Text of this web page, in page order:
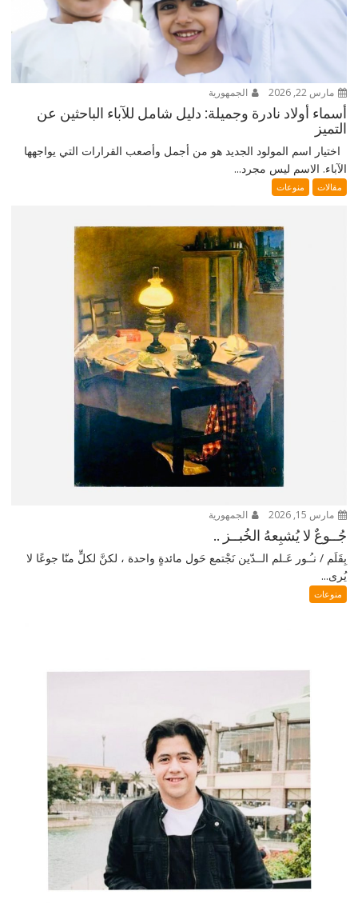
مارس 22, 2026 الجمهورية
أسماء أولاد نادرة وجميلة: دليل شامل للآباء الباحثين عن
التميز
اختيار اسم المولود الجديد هو من أجمل وأصعب القرارات التي يواجهها
الآباء. الاسم ليس مجرد...
مقالات منوعات
مارس 15, 2026 الجمهورية
جُــوعٌ لا يُشبِعهُ الخُبــز ..
بِقَلَم / نـُـور عَـلم الــدّين نَجْتمع حَول مائدةٍ واحدة ، لكنَّ لكلٍّ منّا جوعًا لا
يُرى...
منوعات